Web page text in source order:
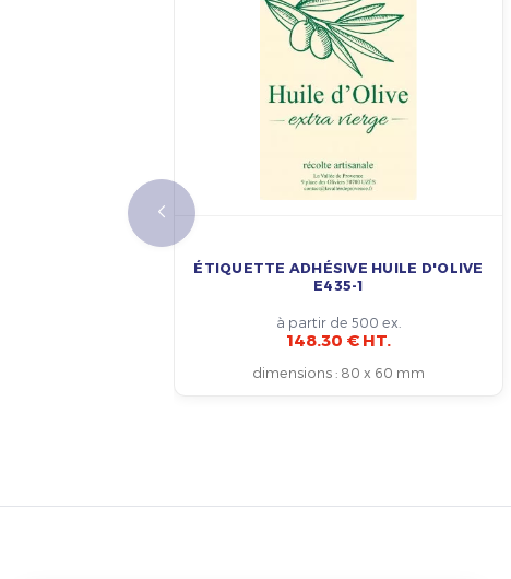
ÉTIQUETTE ADHÉSIVE HUILE D'OLIVE
E435-1
à partir de 500 ex.
148.30 € HT.
dimensions : 80 x 60 mm